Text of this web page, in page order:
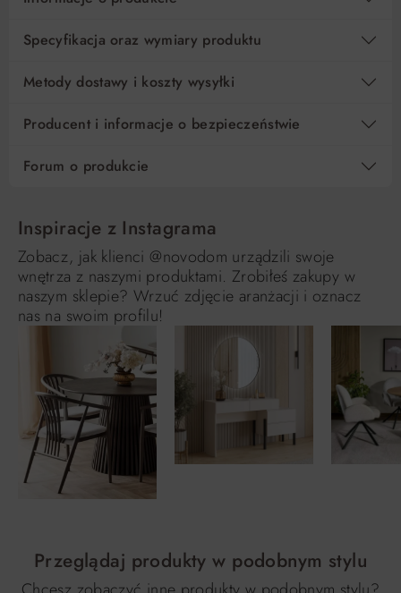
Specyfikacja oraz wymiary produktu
Metody dostawy i koszty wysyłki
Producent i informacje o bezpieczeństwie
Forum o produkcie
Inspiracje z Instagrama
Zobacz, jak klienci @novodom urządzili swoje
wnętrza z naszymi produktami. Zrobiłeś zakupy w
naszym sklepie? Wrzuć zdjęcie aranżacji i oznacz
nas na swoim profilu!
Przeglądaj produkty w podobnym stylu